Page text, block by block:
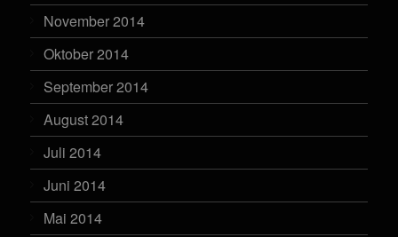
November 2014
Oktober 2014
September 2014
August 2014
Juli 2014
Juni 2014
Mai 2014